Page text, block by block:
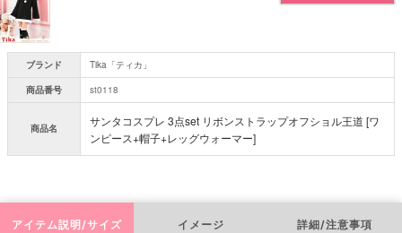
ブランド
Tika「ティカ」
商品番号
st0118
商品名
サンタコスプレ 3点set リボンストラップオフショル王道 [ワ
ンピース+帽子+レッグウォーマー]
アイテム説明/サイズ イメージ 詳細/注意事項